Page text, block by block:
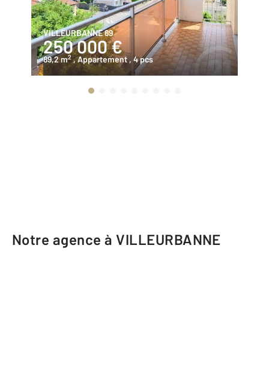
VILLEURBANNE 69
250 000 €
89,2 m2 , Appartement, 4 pcs
Notre agence à VILLEURBANNE